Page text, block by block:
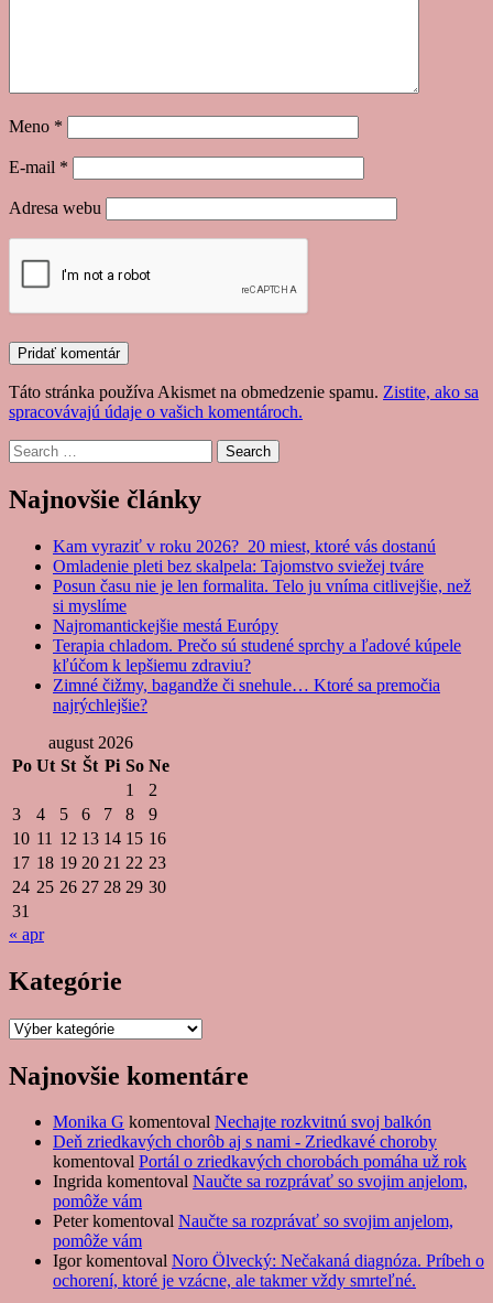
Meno *
E-mail *
Adresa webu
Táto stránka používa Akismet na obmedzenie spamu. Zistite, ako sa
spracovávajú údaje o vašich komentároch.
Search
Najnovšie články
Kam vyraziť v roku 2026? 20 miest, ktoré vás dostanú
Omladenie pleti bez skalpela: Tajomstvo sviežej tváre
Posun času nie je len formalita. Telo ju vníma citlivejšie, než
si myslíme
Najromantickejšie mestá Európy
Terapia chladom. Prečo sú studené sprchy a ľadové kúpele
kľúčom k lepšiemu zdraviu?
Zimné čižmy, bagandže či snehule… Ktoré sa premočia
najrýchlejšie?
august 2026
Po Ut St Št Pi So Ne
1
2
3
4 5 6 7 8
9
10 11 12 13 14 15 16
17 18 19 20 21 22 23
24 25 26 27 28 29 30
31
« apr
Kategórie
Kategórie
Najnovšie komentáre
Monika G komentoval Nechajte rozkvitnú svoj balkón
Deň zriedkavých chorôb aj s nami - Zriedkavé choroby
komentoval Portál o zriedkavých chorobách pomáha už rok
Ingrida komentoval Naučte sa rozprávať so svojim anjelom,
pomôže vám
Peterkomentoval Naučte sa rozprávať so svojim anjelom,
pomôže vám
Igorkomentoval Noro Ölvecký: Nečakaná diagnóza. Príbeh o
ochorení, ktoré je vzácne, ale takmer vždy smrteľné.